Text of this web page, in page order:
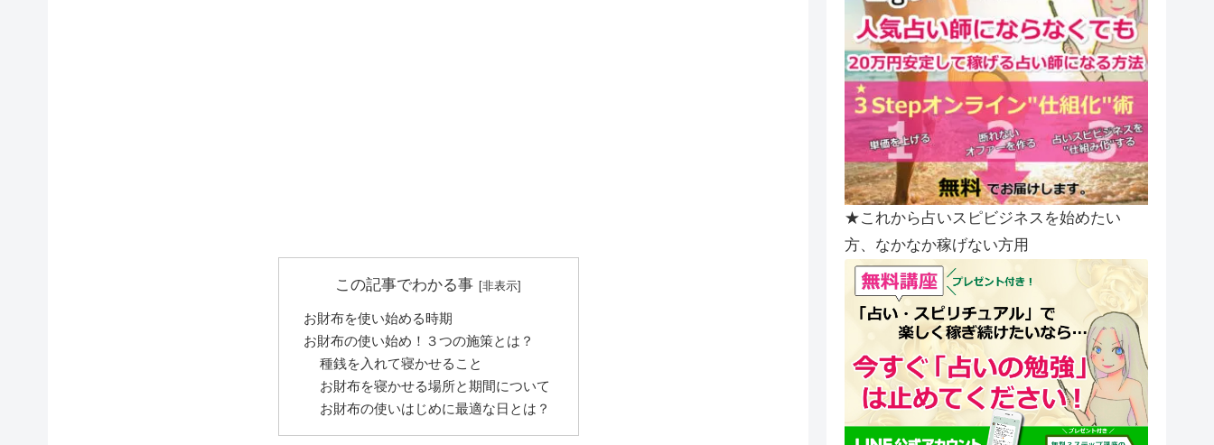
この記事でわかる事
お財布を使い始める時期
お財布の使い始め！３つの施策とは？
種銭を入れて寝かせること
お財布を寝かせる場所と期間について
お財布の使いはじめに最適な日とは？
★これから占いスピビジネスを始めたい
方、なかなか稼げない方用